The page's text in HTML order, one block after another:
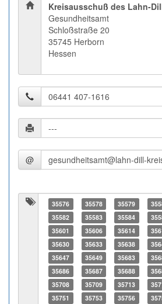
Kreisausschuß des Lahn-
Gesundheitsamt
Schloßstraße 20
35745 Herborn
Hessen
@
35576 35578 35579
35582
35583 35584
35601
35606 35614
35630
35633 35638
35647
35649 35683
35686
35687 35688
35708
35709 35713
35751
35753 35756